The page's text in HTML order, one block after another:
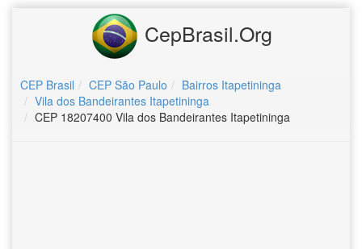
CepBrasil.Org
CEP Brasil CEP São Paulo
Bairros Itapetininga
Vila dos Bandeirantes Itapetininga
CEP 18207400 Vila dos Bandeirantes Itapetininga